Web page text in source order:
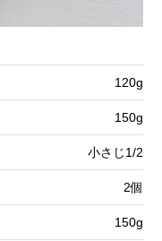
120g
150g
小さじ1/2
2個
150g